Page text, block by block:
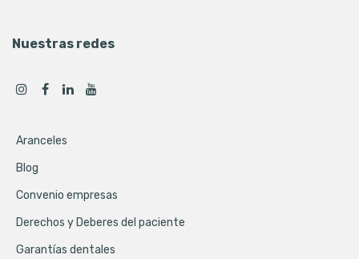
Nuestras redes
Aranceles
Blog
Convenio empresas
Derechos y Deberes del paciente
Garantías dentales